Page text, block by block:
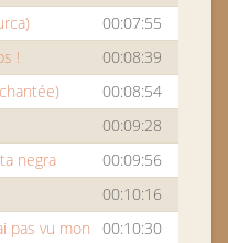
00:07:55
!
00:08:39
00:08:54
00:09:28
negra
00:09:56
00:10:16
pas vu mon
00:10:30